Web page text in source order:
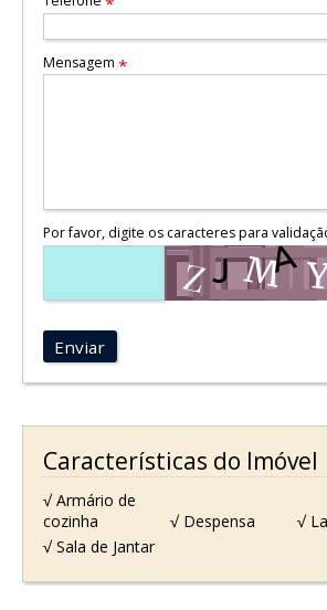
Mensagem *
Por favor, digite os caracteres para
Enviar
Características do Imóvel
√ Armário de
cozinha
√ Despensa
√
√ Sala de Jantar